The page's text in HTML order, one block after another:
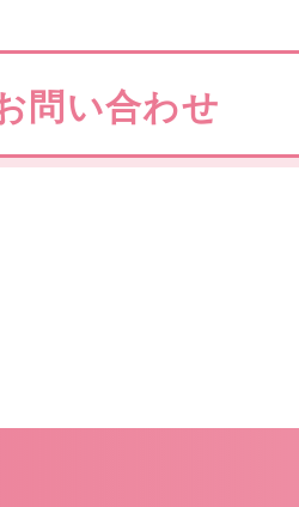
問い合わせ